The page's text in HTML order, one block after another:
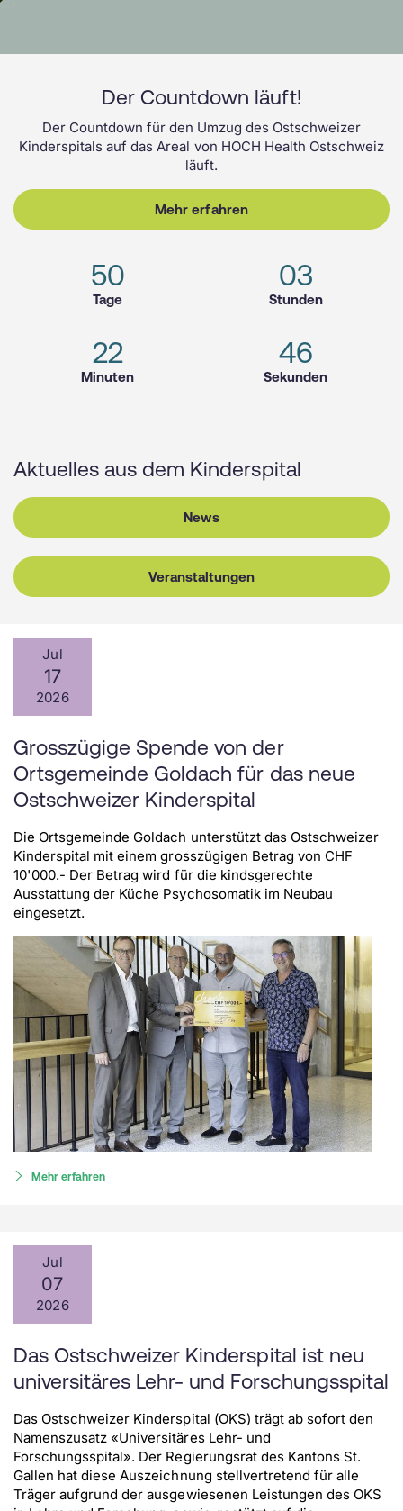
Der Countdown läuft!
Der Countdown für den Umzug des Ostschweizer
Kinderspitals auf das Areal von HOCH Health Ostschweiz
läuft.
Mehr erfahren
50
Tage
03
Stunden
22
Minuten
46
Sekunden
Aktuelles aus dem Kinder­spital
News
Veranstaltungen
Jul
17
2026
Grosszügige Spende von der
Ortsgemeinde Goldach für das neue
Ostschweizer Kinderspital
Die Ortsgemeinde Goldach unterstützt das Ostschweizer
Kinderspital mit einem grosszügigen Betrag von CHF
10'000.- Der Betrag wird für die kindsgerechte
Ausstattung der Küche Psychosomatik im Neubau
eingesetzt.
Mehr erfahren
Jul
07
2026
Das Ostschweizer Kinderspital ist neu
universitäres Lehr- und Forschungsspital
Das Ostschweizer Kinderspital (OKS) trägt ab sofort den
Namenszusatz «Universitäres Lehr- und
Forschungsspital». Der Regierungsrat des Kantons St.
Gallen hat diese Auszeichnung stellvertretend für alle
Träger aufgrund der ausgewiesenen Leistungen des OKS